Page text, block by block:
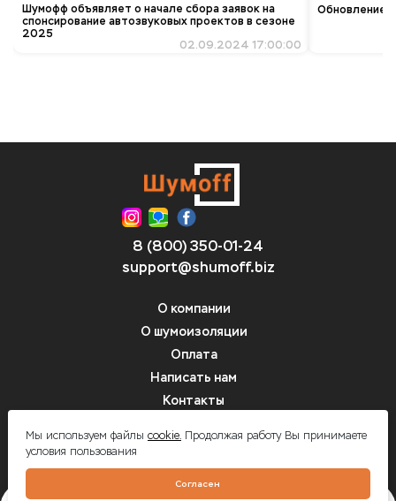
Шумофф объявляет о начале сбора заявок на
спонсирование автозвуковых проектов в сезоне
2025
02.09.2024 17:00:00
Обновление
8 (800) 350-01-24
support@shumoff.biz
О компании
О шумоизоляции
Оплата
Написать нам
Контакты
Шумоff - шумоизоляция автомобилей
Мы используем файлы cookie.Продолжая работу Вы принимаете
условия пользования
Согласен